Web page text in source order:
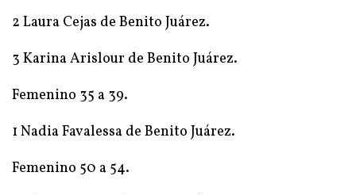
2 Laura Cejas de Benito Juárez.
3 Karina Arislour de Benito Juárez.
Femenino 35 a 39.
1 Nadia Favalessa de Benito Juárez.
Femenino 50 a 54.